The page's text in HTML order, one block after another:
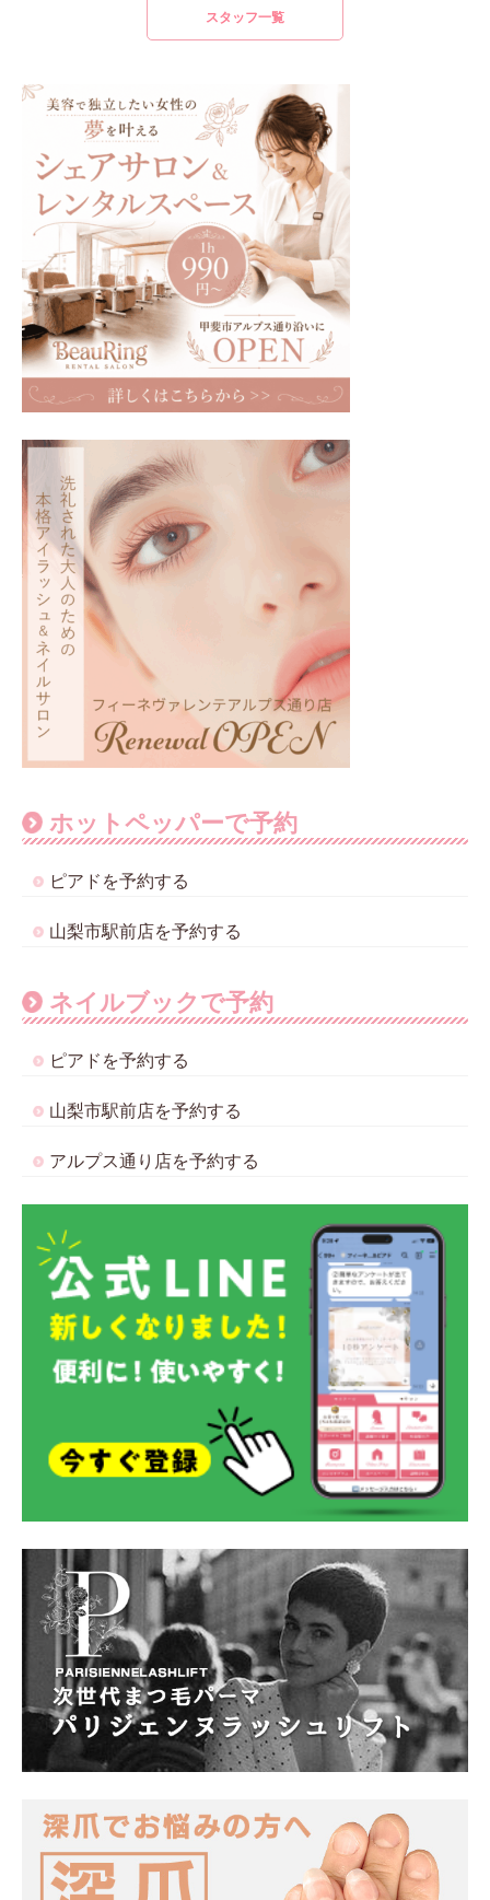
スタッフ一覧
ホットペッパーで予約
ピアドを予約する
山梨市駅前店を予約する
ネイルブックで予約
ピアドを予約する
山梨市駅前店を予約する
アルプス通り店を予約する